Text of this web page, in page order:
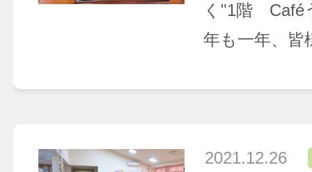
く"1階
年も一年、
2021.12.26